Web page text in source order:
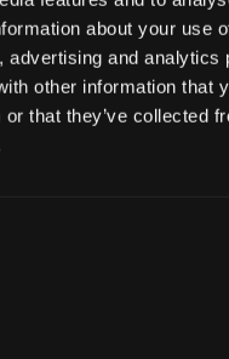
about your use
advertising and analytics
other information that
or that they’ve collected
Perfekt
GRÖSSENBERATER